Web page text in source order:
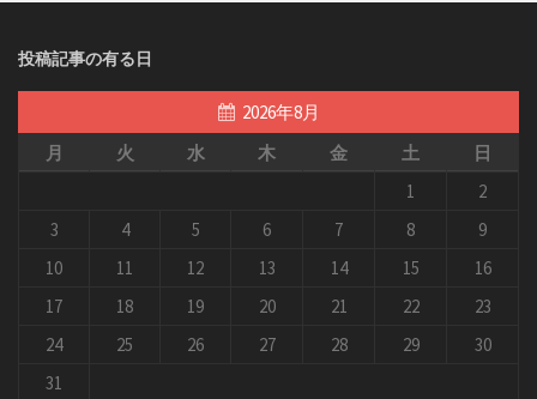
投稿記事の有る日
2026年8月
月
火 水 木 金 土 日
1
2
3
4 5 6 7 8
9
10
11 12 13 14 15
16
17
18 19 20 21 22
23
24
25 26 27 28 29
30
31